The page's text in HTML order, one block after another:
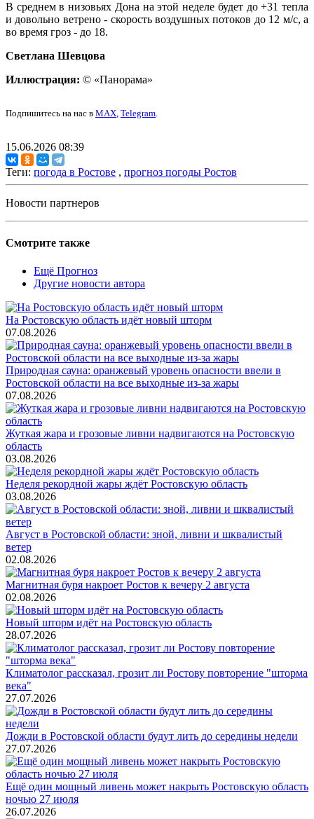
В среднем в низовьях Дона на этой неделе будет до +31 тепла
и довольно ветрено - скорость воздушных потоков до 12 м/с, а
во время гроз - до 18.
Светлана Шевцова
Иллюстрация: © «Панорама»
Подпишитесь на нас в MAX, Telegram.
15.06.2026 08:39
Теги: погода в Ростове , прогноз погоды Ростов
Новости партнеров
Смотрите также
Ещё Прогноз
Другие новости автора
На Ростовскую область идёт новый шторм
07.08.2026
Природная сауна: оранжевый уровень опасности ввели в
Ростовской области на все выходные из-за жары
07.08.2026
Жуткая жара и грозовые ливни надвигаются на Ростовскую
область
03.08.2026
Неделя рекордной жары ждёт Ростовскую область
03.08.2026
Август в Ростовской области: зной, ливни и шквалистый
ветер
02.08.2026
Магнитная буря накроет Ростов к вечеру 2 августа
02.08.2026
Новый шторм идёт на Ростовскую область
28.07.2026
Климатолог рассказал, грозит ли Ростову повторение "шторма
века"
27.07.2026
Дожди в Ростовской области будут лить до середины недели
27.07.2026
Ещё один мощный ливень может накрыть Ростовскую область
ночью 27 июля
26.07.2026